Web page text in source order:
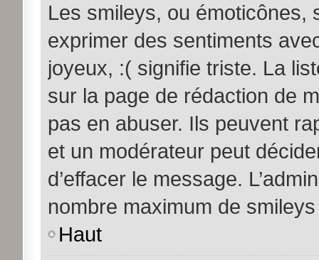
Les smileys, ou émoticônes,
exprimer des sentiments
joyeux, :( signifie triste. La
sur la page de rédaction de
pas en abuser. Ils peuvent
et un modérateur peut
d’effacer le message.
nombre maximum de
Haut